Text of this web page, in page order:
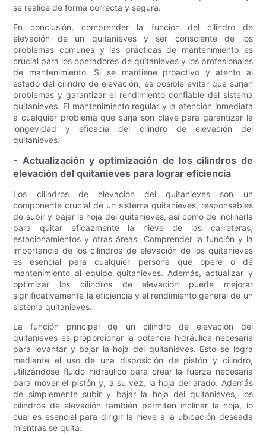
se realice de forma correcta y segura.
En conclusión, comprender la función del cilindro de
elevación de un quitanieves y ser consciente de los
problemas comunes y las prácticas de mantenimiento es
crucial para los operadores de quitanieves y los profesionales
de mantenimiento. Si se mantiene proactivo y atento al
estado del cilindro de elevación, es posible evitar que surjan
problemas y garantizar el rendimiento confiable del sistema
quitanieves. El mantenimiento regular y la atención inmediata
a cualquier problema que surja son clave para garantizar la
longevidad y eficacia del cilindro de elevación del
quitanieves.
- Actualización y optimización de los cilindros de
elevación del quitanieves para lograr eficiencia
Los cilindros de elevación del quitanieves son un
componente crucial de un sistema quitanieves, responsables
de subir y bajar la hoja del quitanieves, así como de inclinarla
para quitar eficazmente la nieve de las carreteras,
estacionamientos y otras áreas. Comprender la función y la
importancia de los cilindros de elevación de los quitanieves
es esencial para cualquier persona que opere o dé
mantenimiento al equipo quitanieves. Además, actualizar y
optimizar los cilindros de elevación puede mejorar
significativamente la eficiencia y el rendimiento general de un
sistema quitanieves.
La función principal de un cilindro de elevación del
quitanieves es proporcionar la potencia hidráulica necesaria
para levantar y bajar la hoja del quitanieves. Esto se logra
mediante el uso de una disposición de pistón y cilindro,
utilizándose fluido hidráulico para crear la fuerza necesaria
para mover el pistón y, a su vez, la hoja del arado. Además
de simplemente subir y bajar la hoja del quitanieves, los
cilindros de elevación también permiten inclinar la hoja, lo
cual es esencial para dirigir la nieve a la ubicación deseada
mientras se quita.